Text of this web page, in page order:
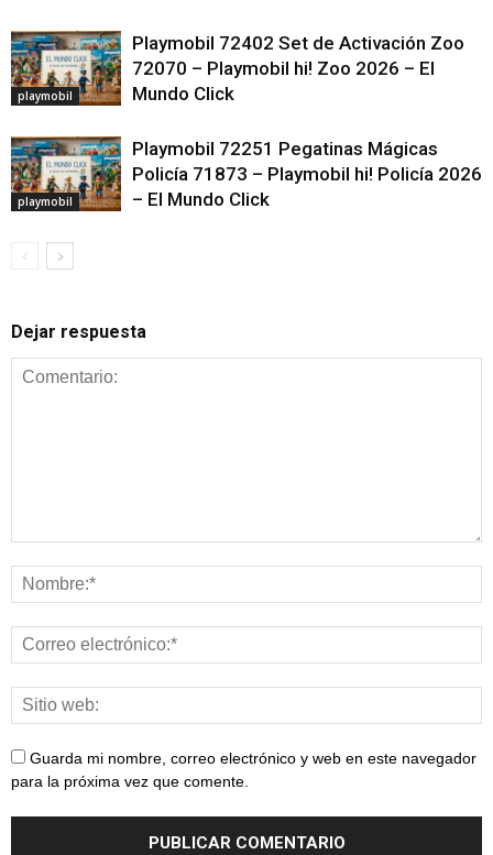
playmobil
Playmobil 72402 Set de Activación Zoo
72070 – Playmobil hi! Zoo 2026 – El
Mundo Click
playmobil
Playmobil 72251 Pegatinas Mágicas
Policía 71873 – Playmobil hi! Policía 2026
– El Mundo Click
Dejar respuesta
Guarda mi nombre, correo electrónico y web en este navegador
para la próxima vez que comente.